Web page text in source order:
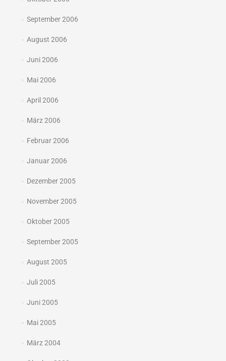
September 2006
August 2006
Juni 2006
Mai 2006
April 2006
März 2006
Februar 2006
Januar 2006
Dezember 2005
November 2005
Oktober 2005
September 2005
August 2005
Juli 2005
Juni 2005
Mai 2005
März 2004